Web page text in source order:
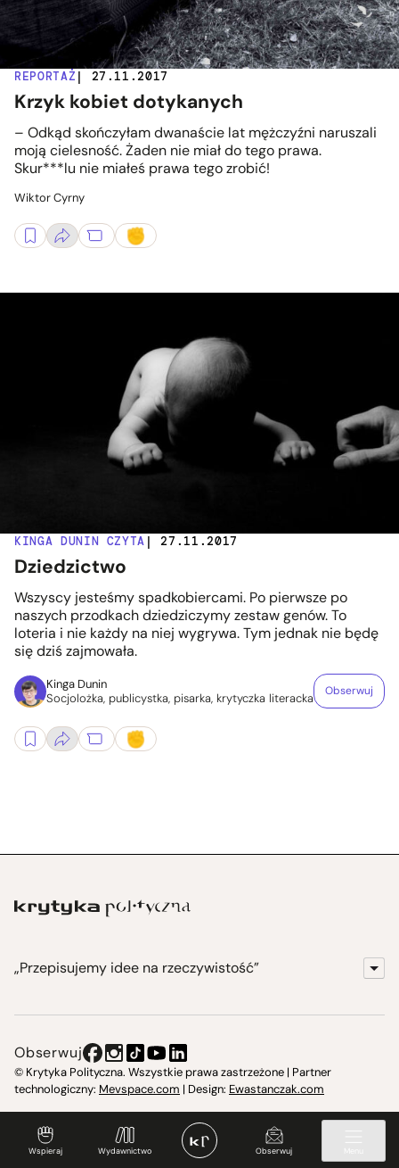
Wspieraj Wydawnictwo Obserwuj
REPORTAŻ | 27.11.2017
Krzyk kobiet dotykanych
– Odkąd skończyłam dwanaście lat mężczyźni naruszali
moją cielesność. Żaden nie miał do tego prawa.
Skur***lu nie miałeś prawa tego zrobić!
Wiktor Cyrny
KINGA DUNIN CZYTA | 27.11.2017
Dziedzictwo
Wszyscy jesteśmy spadkobiercami. Po pierwsze po
naszych przodkach dziedziczymy zestaw genów. To
loteria i nie każdy na niej wygrywa. Tym jednak nie będę
się dziś zajmowała.
Kinga Dunin
Socjolożka, publicystka, pisarka, krytyczka literacka
Obserwuj
„Przepisujemy idee na rzeczywistość”
Instytut Krytyki Politycznej
Świetlica w Cieszynie
Obserwuj
© Krytyka Polityczna. Wszystkie prawa zastrzeżone | Partner
technologiczny: Mevspace.com | Design: Ewastanczak.com